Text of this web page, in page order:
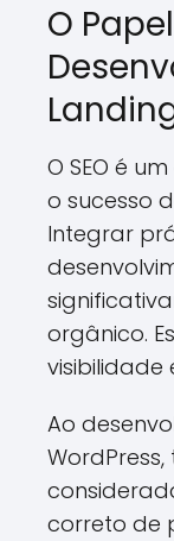
O
O SEO é
o sucesso
Integrar
orgânico.
visibilidade
Ao
correto de